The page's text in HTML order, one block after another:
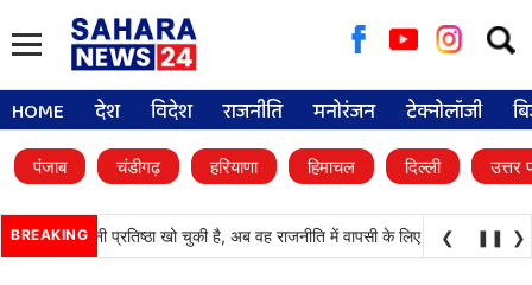
for:
HOME देश विदेश राजनीति मनोरंजन टेक्नोलॉजी
पंजाब चंडीगढ़ हरियाणा हिमाचल दिल्ली उत्तर
BREAKINGदल) अपनी प्रतिष्ठा खो चुकी है, अब वह राजनीति में वापसी के लिए भाजपा से
❮ ❚❚ ❯